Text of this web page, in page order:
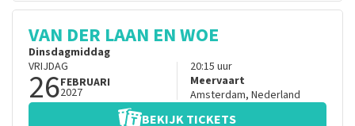
VAN DER LAAN EN WOE
Dinsdagmiddag
VRIJDAG
26FEBRUARI
2027
20:15 uur
Meervaart
Amsterdam, Nederland
BEKIJK TICKETS